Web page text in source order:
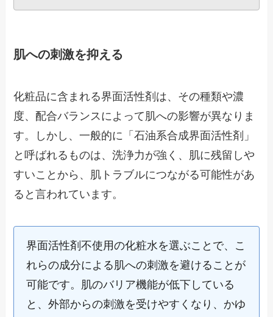
肌への刺激を抑える
化粧品に含まれる界面活性剤は、その種類や濃
度、配合バランスによって肌への影響が異なりま
す。しかし、一般的に「石油系合成界面活性剤」
と呼ばれるものは、洗浄力が強く、肌に残留しや
すいことから、肌トラブルにつながる可能性があ
ると言われています。
界面活性剤不使用の化粧水を選ぶことで、こ
れらの成分による肌への刺激を避けることが
可能です。肌のバリア機能が低下している
と、外部からの刺激を受けやすくなり、かゆ